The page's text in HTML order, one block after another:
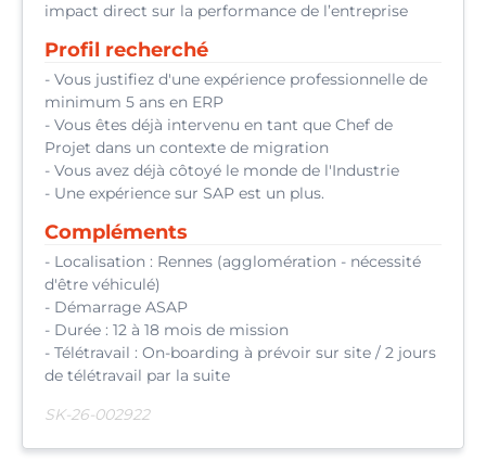
impact direct sur la performance de l’entreprise
Profil recherché
- Vous justifiez d'une expérience professionnelle de
minimum 5 ans en ERP
- Vous êtes déjà intervenu en tant que Chef de
Projet dans un contexte de migration
- Vous avez déjà côtoyé le monde de l'Industrie
- Une expérience sur SAP est un plus.
Compléments
- Localisation : Rennes (agglomération - nécessité
d'être véhiculé)
- Démarrage ASAP
- Durée : 12 à 18 mois de mission
- Télétravail : On-boarding à prévoir sur site / 2 jours
de télétravail par la suite
SK-26-002922